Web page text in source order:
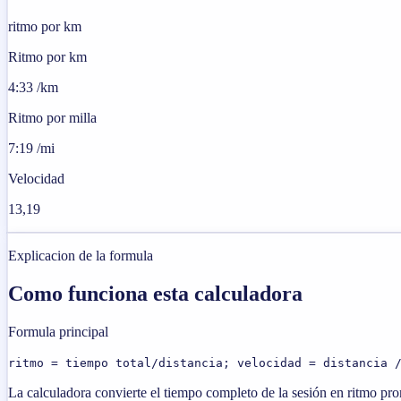
ritmo por km
Ritmo por km
4:33 /km
Ritmo por milla
7:19 /mi
Velocidad
13,19
Explicacion de la formula
Como funciona esta calculadora
Formula principal
ritmo = tiempo total/distancia; velocidad = distancia
La calculadora convierte el tiempo completo de la sesión en ritmo